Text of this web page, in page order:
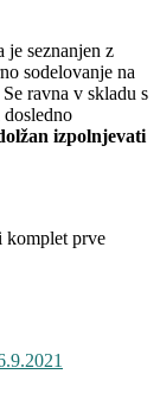
je seznanjen z
sodelovanje na
ravna v skladu s
izpolnjevati
komplet prve